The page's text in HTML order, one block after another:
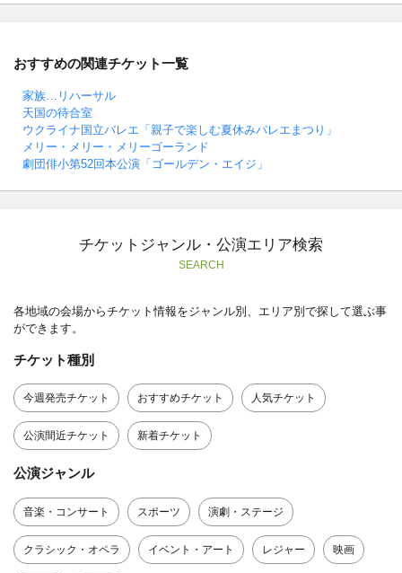
おすすめの関連チケット一覧
家族…リハーサル
天国の待合室
ウクライナ国立バレエ「親子で楽しむ夏休みバレエまつり」
メリー・メリー・メリーゴーランド
劇団俳小第52回本公演「ゴールデン・エイジ」
チケットジャンル・公演エリア検索
SEARCH
各地域の会場からチケット情報をジャンル別、エリア別で探して選ぶ事
ができます。
チケット種別
今週発売チケット おすすめチケット 人気チケット
公演間近チケット 新着チケット
公演ジャンル
音楽・コンサート スポーツ 演劇・ステージ
クラシック・オペラ イベント・アート レジャー 映画